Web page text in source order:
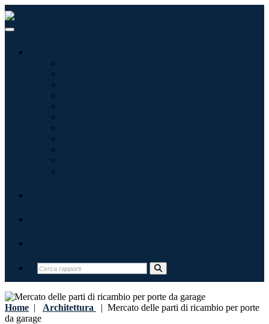
Home | Architettura | Mercato delle parti di ricambio per porte
da garage